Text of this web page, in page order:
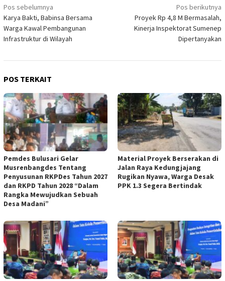
Navigasi
pos
Pos sebelumnya
Karya Bakti, Babinsa Bersama
Warga Kawal Pembangunan
Infrastruktur di Wilayah
Pos berikutnya
Proyek Rp 4,8 M Bermasalah,
Kinerja Inspektorat Sumenep
Dipertanyakan
POS TERKAIT
Pemdes Bulusari Gelar
Musrenbangdes Tentang
Penyusunan RKPDes Tahun 2027
dan RKPD Tahun 2028 “Dalam
Rangka Mewujudkan Sebuah
Desa Madani”
Material Proyek Berserakan di
Jalan Raya Kedungjajang
Rugikan Nyawa, Warga Desak
PPK 1.3 Segera Bertindak